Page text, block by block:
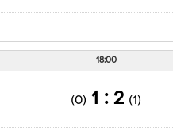
18:00
(1)
2 : 1
(0)